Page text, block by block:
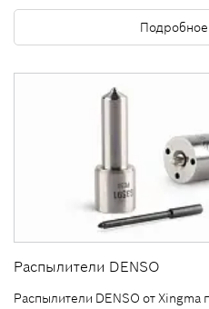
Распылители DENSO
Распылители DENSO от Xingma